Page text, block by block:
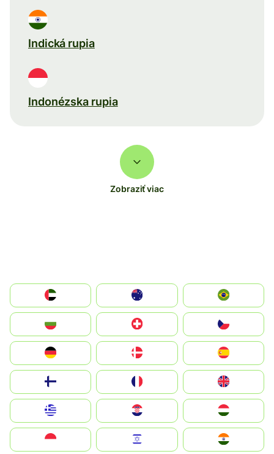
Indická rupia
Indonézska rupia
Zobraziť viac
الإمارات العربية المتحدة
Switzerland
Deutschland
United Kingdom
Magyarország